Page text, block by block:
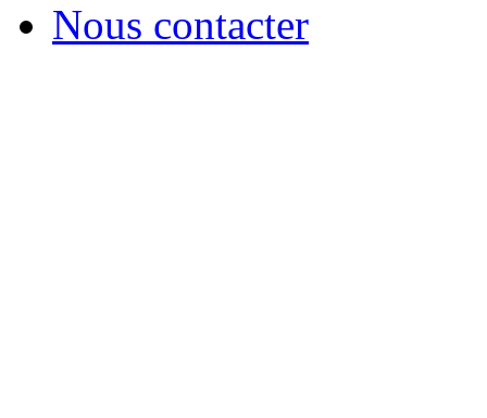
Nous contacter